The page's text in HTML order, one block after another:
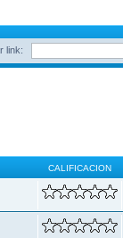
link:
CALIFICACION